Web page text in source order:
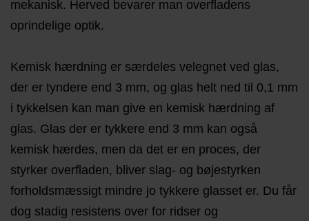
mekanisk. Herved bevarer man overfladens
oprindelige optik.
Kemisk hærdning er særdeles velegnet ved glas,
der er tyndere end 3 mm, og glas helt ned til 0,1 mm
i tykkelsen kan man give en kemisk hærdning af
glas. Glas der er tykkere end 3 mm kan også
kemisk hærdes, men da det er en proces, der
styrker overfladen, bliver slag- og bøjestyrken
forholdsmæssigt mindre jo tykkere glasset er. Du får
dog stadig resistens over for ridser og